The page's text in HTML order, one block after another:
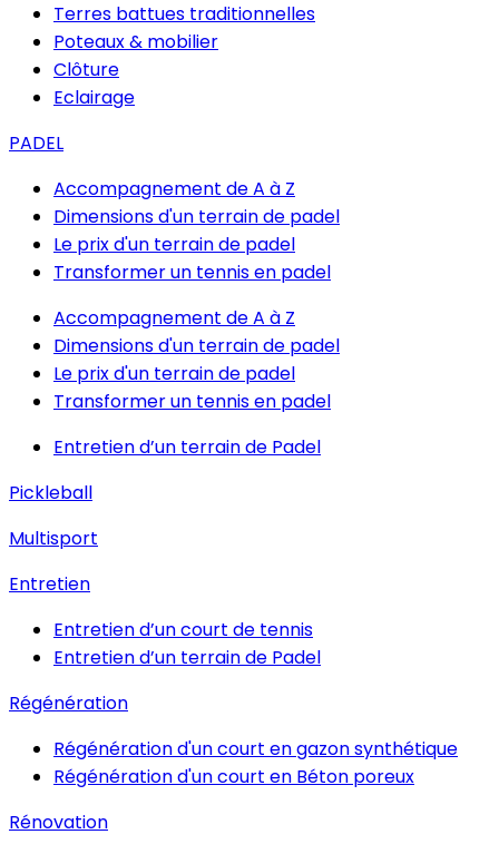
Terres battues traditionnelles
Poteaux & mobilier
Clôture
Eclairage
PADEL
Accompagnement de A à Z
Dimensions d'un terrain de padel
Le prix d'un terrain de padel
Transformer un tennis en padel
Accompagnement de A à Z
Dimensions d'un terrain de padel
Le prix d'un terrain de padel
Transformer un tennis en padel
Entretien d’un terrain de Padel
Pickleball
Multisport
Entretien
Entretien d’un court de tennis
Entretien d’un terrain de Padel
Régénération
Régénération d'un court en gazon synthétique
Régénération d'un court en Béton poreux
Rénovation